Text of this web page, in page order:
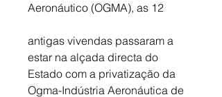
Aeronáutico (OGMA), as 12
antigas vivendas passaram a
estar na alçada directa do
Estado com a privatização da
Ogma-Indústria Aeronáutica de